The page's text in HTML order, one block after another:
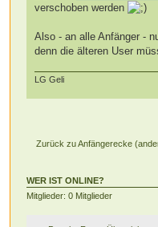
verschoben werden
Also - an alle Anfänger -
denn die älteren User
LG Geli
Zurück zu Anfängerecke
WER IST ONLINE?
Mitglieder: 0 Mitglieder